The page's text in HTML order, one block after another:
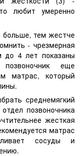
любит умеренно
больше, тем жестче
- чрезмерная
до 4 лет показаны
еще
матрас, который
среднемягкий
позвоночника
жесткая
матрас
сосуды и